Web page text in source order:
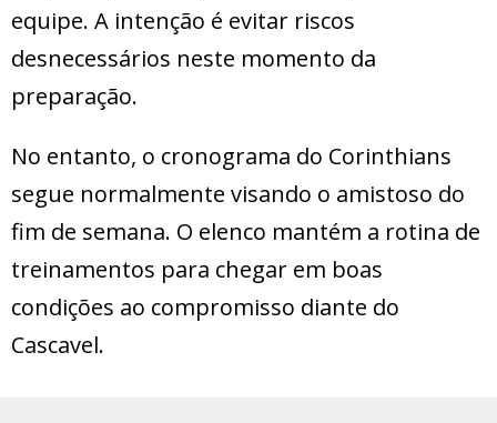
equipe. A intenção é evitar riscos
desnecessários neste momento da
preparação.
No entanto, o cronograma do Corinthians
segue normalmente visando o amistoso do
fim de semana. O elenco mantém a rotina de
treinamentos para chegar em boas
condições ao compromisso diante do
Cascavel.